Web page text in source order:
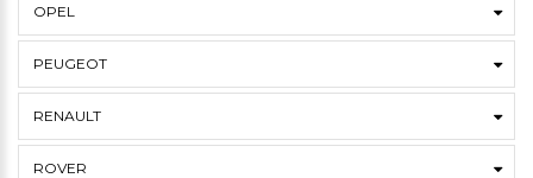
OPEL
PEUGEOT
RENAULT
ROVER